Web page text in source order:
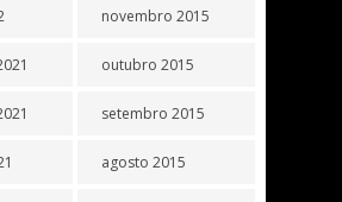
novembro 2015
outubro 2015
setembro 2015
agosto 2015